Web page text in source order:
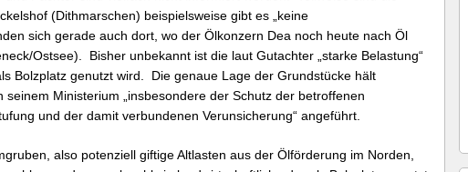
(Dithmarschen) beispielsweise gibt es „keine
sich gerade auch dort, wo der Ölkonzern Dea noch heute nach Öl
Ostsee). Bisher unbekannt ist die laut Gutachter „starke Belastung“
Bolzplatz genutzt wird. Die genaue Lage der Grundstücke hält
Ministerium „insbesondere der Schutz der betroffenen
und der damit verbundenen Verunsicherung“ angeführt.
also potenziell giftige Altlasten aus der Ölförderung im Norden,